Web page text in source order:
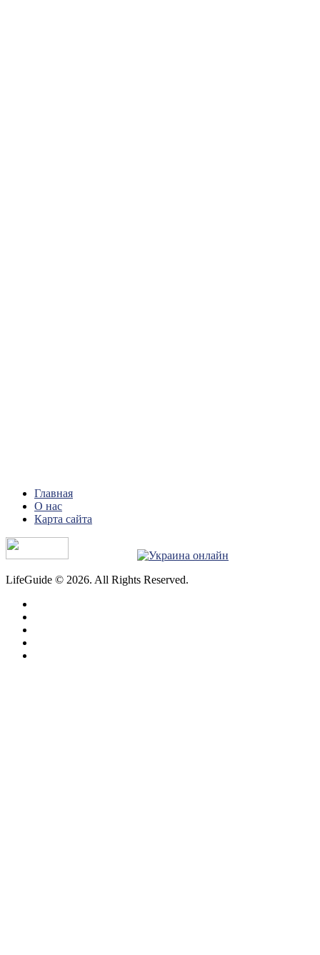
Главная
О нас
Карта сайта
LifeGuide © 2026. All Rights Reserved.